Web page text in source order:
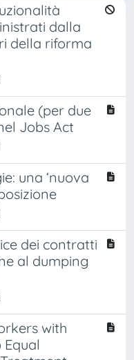
dalla
della riforma
(per due
Jobs Act
una ‘nuova
dei contratti
al dumping
with